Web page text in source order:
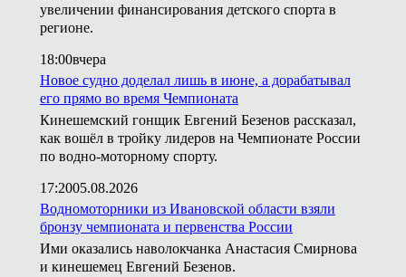
увеличении финансирования детского спорта в
регионе.
18:00вчера
Новое судно доделал лишь в июне, а дорабатывал
его прямо во время Чемпионата
Кинешемский гонщик Евгений Безенов рассказал,
как вошёл в тройку лидеров на Чемпионате России
по водно-моторному спорту.
17:2005.08.2026
Водномоторники из Ивановской области взяли
бронзу чемпионата и первенства России
Ими оказались наволокчанка Анастасия Смирнова
и кинешемец Евгений Безенов.